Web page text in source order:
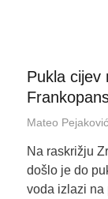
Pukla cijev
Mateo Pejaković
Na raskrižju
došlo je do
voda izlazi na